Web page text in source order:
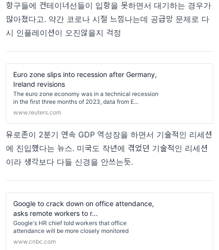
항구들에 컨테이너선들이 입항을 못하면서 대기하는 경우가
많아졌다고. 약간 코로나 시절 느낌나는데 공급망 문제로 다
시 인플레이션이 오진않을지 걱정
Euro zone slips into recession after Germany,
Ireland revisions
The euro zone economy was in a technical recession
in the first three months of 2023, data from E...
www.reuters.com
유로존이 2분기 연속 GDP 역성장을 하면서 기술적인 리세션
에 진입했다는 뉴스. 미국도 작년에 겪었던 기술적인 리세션
이라 생각보다 다들 신경을 안쓰는듯.
Google to crack down on office attendance,
asks remote workers to r...
Google's HR chief told workers that office
attendance will be more closely monitored
www.cnbc.com